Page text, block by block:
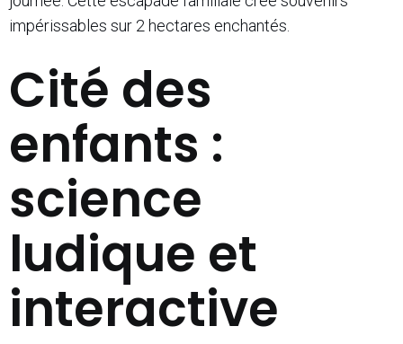
impérissables sur 2 hectares enchantés.
Cité des
enfants :
science
ludique et
interactive